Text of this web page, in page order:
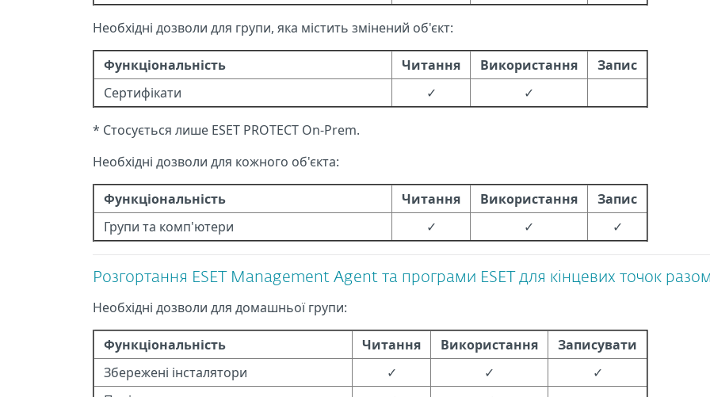
Необхідні дозволи для групи, яка містить змінений об'єкт:
Функціональність Читання Використання
Запис
Сертифікати
✓ ✓
* Стосується лише ESET PROTECT On-Prem.
Необхідні дозволи для кожного об'єкта:
Функціональність Читання Використання
Запис
Групи та комп'ютери
✓ ✓ ✓
Розгортання ESET Management Agent та програми ESET для кінцевих точок
Необхідні дозволи для домашньої групи:
Функціональність Читання Використання
Записувати
Збережені інсталятори
✓ ✓
✓